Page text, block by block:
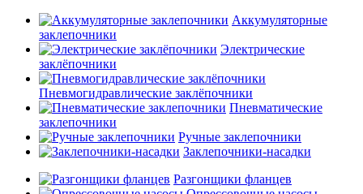
Аккумуляторные
заклепочники
Электрические
заклёпочники
Пневмогидравлические заклёпочники
Пневматические
заклепочники
Ручные заклепочники
Заклепочники-насадки
Разгонщики фланцев